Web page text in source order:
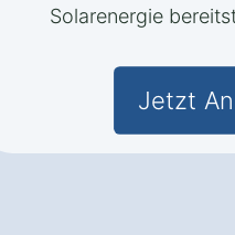
Solarenergie
Jetzt